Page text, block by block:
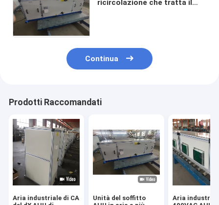
ricircolazione che tratta il
Continua
Prodotti Raccomandati
Aria industriale di CA
Unità del soffitto
Aria